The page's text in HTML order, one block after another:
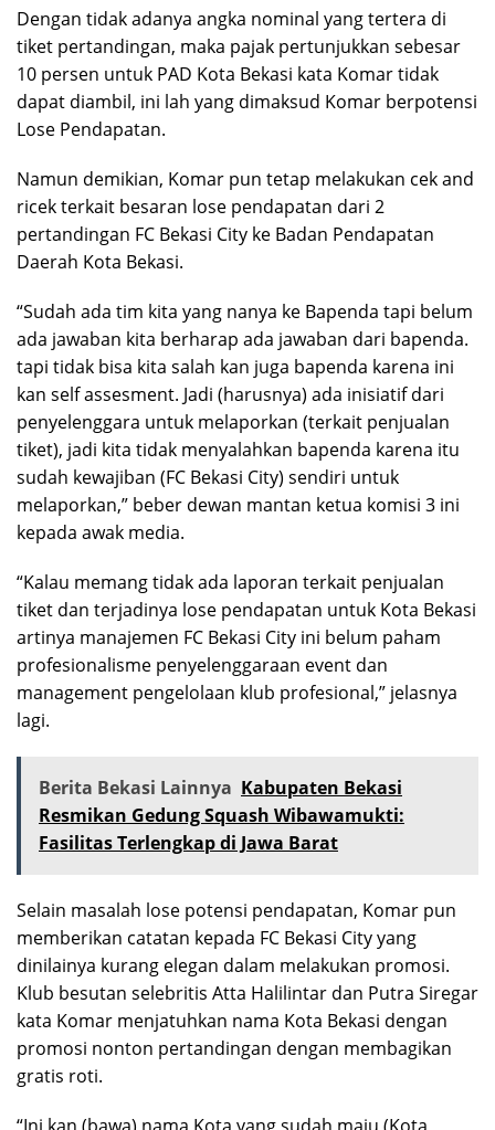
Dengan tidak adanya angka nominal yang tertera di
tiket pertandingan, maka pajak pertunjukkan sebesar
10 persen untuk PAD Kota Bekasi kata Komar tidak
dapat diambil, ini lah yang dimaksud Komar berpotensi
Lose Pendapatan.
Namun demikian, Komar pun tetap melakukan cek and
ricek terkait besaran lose pendapatan dari 2
pertandingan FC Bekasi City ke Badan Pendapatan
Daerah Kota Bekasi.
“Sudah ada tim kita yang nanya ke Bapenda tapi belum
ada jawaban kita berharap ada jawaban dari bapenda.
tapi tidak bisa kita salah kan juga bapenda karena ini
kan self assesment. Jadi (harusnya) ada inisiatif dari
penyelenggara untuk melaporkan (terkait penjualan
tiket), jadi kita tidak menyalahkan bapenda karena itu
sudah kewajiban (FC Bekasi City) sendiri untuk
melaporkan,” beber dewan mantan ketua komisi 3 ini
kepada awak media.
“Kalau memang tidak ada laporan terkait penjualan
tiket dan terjadinya lose pendapatan untuk Kota Bekasi
artinya manajemen FC Bekasi City ini belum paham
profesionalisme penyelenggaraan event dan
management pengelolaan klub profesional,” jelasnya
lagi.
Berita Bekasi Lainnya Kabupaten Bekasi
Resmikan Gedung Squash Wibawamukti:
Fasilitas Terlengkap di Jawa Barat
Selain masalah lose potensi pendapatan, Komar pun
memberikan catatan kepada FC Bekasi City yang
dinilainya kurang elegan dalam melakukan promosi.
Klub besutan selebritis Atta Halilintar dan Putra Siregar
kata Komar menjatuhkan nama Kota Bekasi dengan
promosi nonton pertandingan dengan membagikan
gratis roti.
“Ini kan (bawa) nama Kota yang sudah maju (Kota